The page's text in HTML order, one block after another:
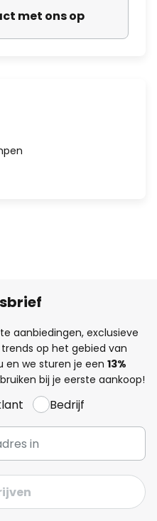
met ons op
aanbiedingen, exclusieve
op het gebied van
en we sturen je een 13%
bij je eerste aankoop!
Bedrijf